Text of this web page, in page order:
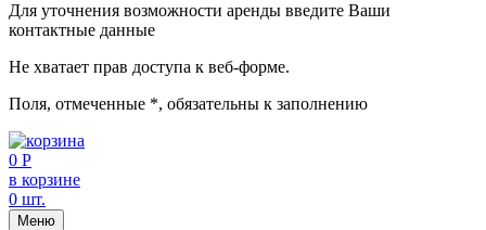
Для уточнения возможности аренды введите Ваши
контактные данные
Не хватает прав доступа к веб-форме.
Поля, отмеченные *, обязательны к заполнению
0 Р
в корзине
0 шт.
Меню